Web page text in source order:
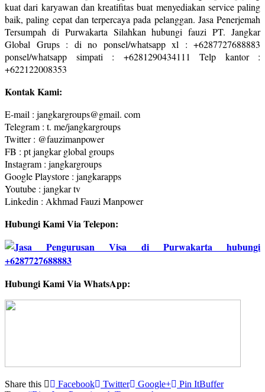
kuat dari karyawan dan kreatifitas buat menyediakan service paling
baik, paling cepat dan terpercaya pada pelanggan. Jasa Penerjemah
Tersumpah di Purwakarta Silahkan hubungi fauzi PT. Jangkar
Global Grups : di no ponsel/whatsapp xl : +6287727688883
ponsel/whatsapp simpati : +6281290434111 Telp kantor :
+622122008353
Kontak Kami:
E-mail : jangkargroups@gmail. com
Telegram : t. me/jangkargroups
Twitter : @fauzimanpower
FB : pt jangkar global groups
Instagram : jangkargroups
Google Playstore : jangkarapps
Youtube : jangkar tv
Linkedin : Akhmad Fauzi Manpower
Hubungi Kami Via Telepon:
Hubungi Kami Via WhatsApp:
Share this Facebook Twitter Google+ Pin ItBuffer